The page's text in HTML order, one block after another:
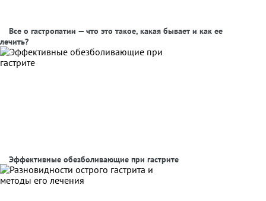
Все о гастропатии — что это такое, какая бывает и как ее
лечить?
Эффективные обезболивающие при гастрите